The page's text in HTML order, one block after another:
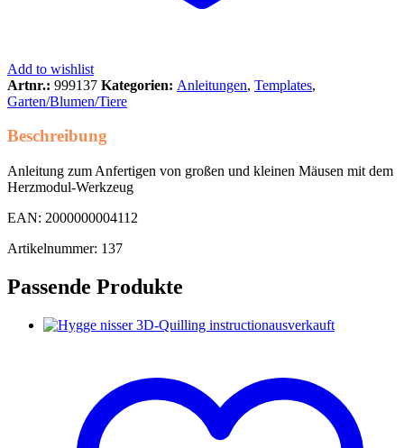
Add to wishlist
Artnr.: 999137 Kategorien: Anleitungen, Templates,
Garten/Blumen/Tiere
Beschreibung
Anleitung zum Anfertigen von großen und kleinen Mäusen mit dem
Herzmodul-Werkzeug
EAN: 2000000004112
Artikelnummer: 137
Passende Produkte
ausverkauft